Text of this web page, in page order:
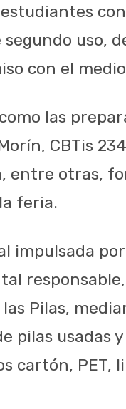
uso,
con el
las
CBTis
entre otras,
feria.
impulsada
Pilas,
pilas usadas
cartón, PET,